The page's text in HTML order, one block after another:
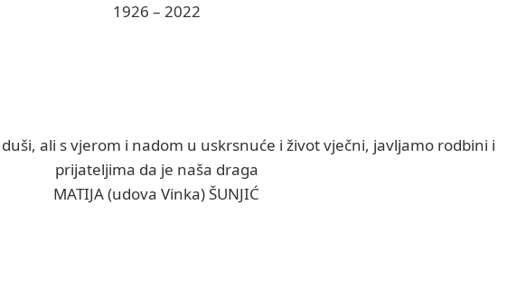
1926 – 2022
ali s vjerom i nadom u uskrsnuće i život vječni, javljamo rodbini i
prijateljima da je naša draga
MATIJA (udova Vinka) ŠUNJIĆ